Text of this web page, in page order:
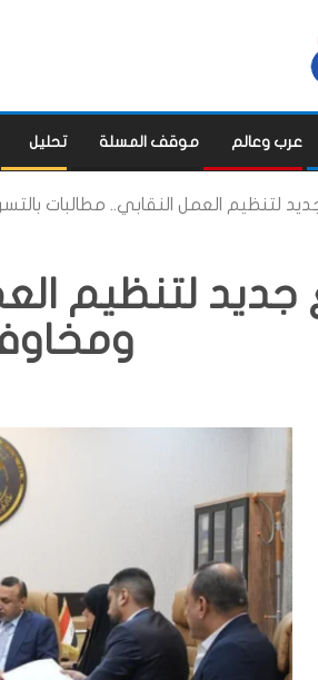
عرب وعالم موقف المسلة تحليل
لتنظيم العمل النقابي.. مطالبات
جديد لتنظيم